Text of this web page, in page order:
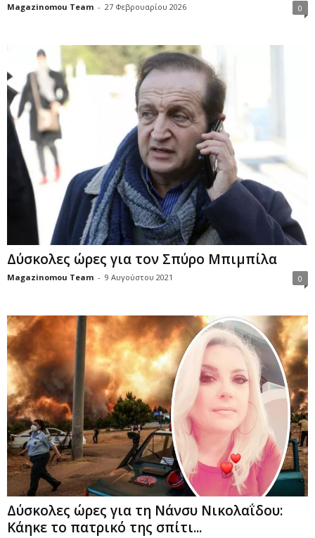
Magazinomou Team - 27 Φεβρουαρίου 2026 0
Δύσκολες ώρες για τον Σπύρο Μπιμπίλα
Magazinomou Team - 9 Αυγούστου 2021 0
Δύσκολες ώρες για τη Νάνσυ Νικολαΐδου:
Κάηκε το πατρικό της σπίτι...